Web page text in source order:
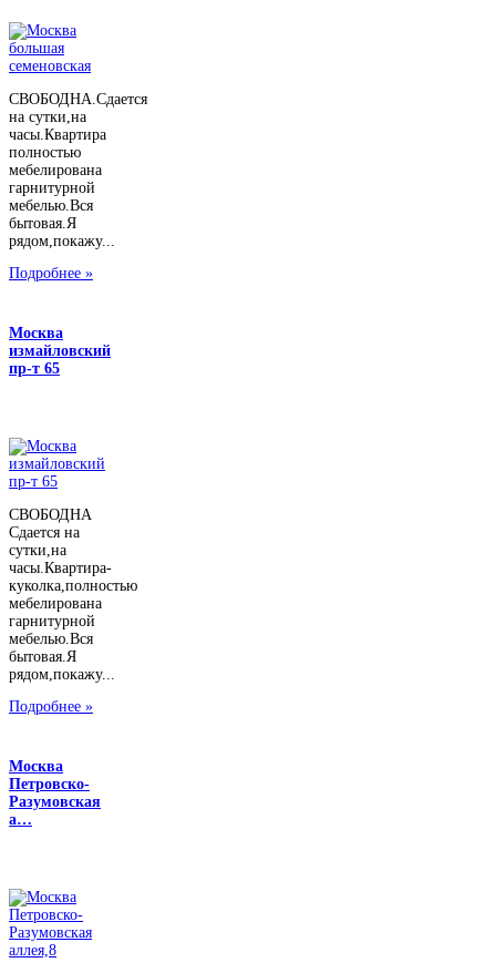
СВОБОДНА.Сдается
на сутки,на
часы.Квартира
полностью
мебелирована
гарнитурной
мебелью.Вся
бытовая.Я
рядом,покажу...
Подробнее »
Москва
измайловский
пр-т 65
СВОБОДНА
Сдается на
сутки,на
часы.Квартира-
куколка,полностью
мебелирована
гарнитурной
мебелью.Вся
бытовая.Я
рядом,покажу...
Подробнее »
Москва
Петровско-
Разумовская
а…